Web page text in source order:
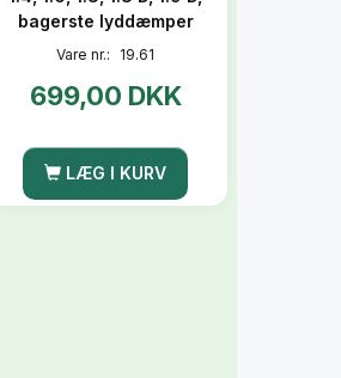
bagerste lyddæmper
Vare nr.: 19.61
699,00 DKK
LÆG I KURV